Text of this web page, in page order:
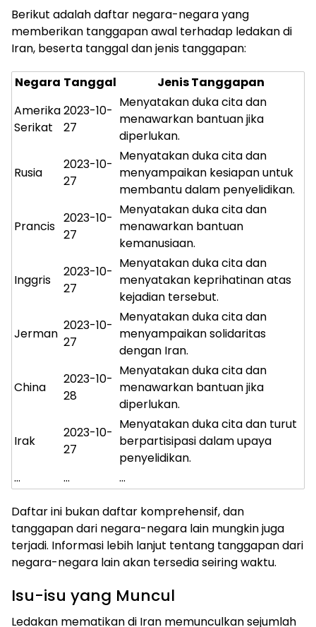
Berikut adalah daftar negara-negara yang
memberikan tanggapan awal terhadap ledakan di
Iran, beserta tanggal dan jenis tanggapan:
Negara Tanggal
Jenis Tanggapan
Amerika
Serikat
2023-10-
27
Menyatakan duka cita dan
menawarkan bantuan jika
diperlukan.
Rusia
2023-10-
27
Menyatakan duka cita dan
menyampaikan kesiapan untuk
membantu dalam penyelidikan.
Prancis
2023-10-
27
Menyatakan duka cita dan
menawarkan bantuan
kemanusiaan.
Inggris
2023-10-
27
Menyatakan duka cita dan
menyatakan keprihatinan atas
kejadian tersebut.
Jerman
2023-10-
27
Menyatakan duka cita dan
menyampaikan solidaritas
dengan Iran.
China
2023-10-
28
Menyatakan duka cita dan
menawarkan bantuan jika
diperlukan.
Irak
2023-10-
27
Menyatakan duka cita dan turut
berpartisipasi dalam upaya
penyelidikan.
…
… …
Daftar ini bukan daftar komprehensif, dan
tanggapan dari negara-negara lain mungkin juga
terjadi. Informasi lebih lanjut tentang tanggapan dari
negara-negara lain akan tersedia seiring waktu.
Isu-isu yang Muncul
Ledakan mematikan di Iran memunculkan sejumlah